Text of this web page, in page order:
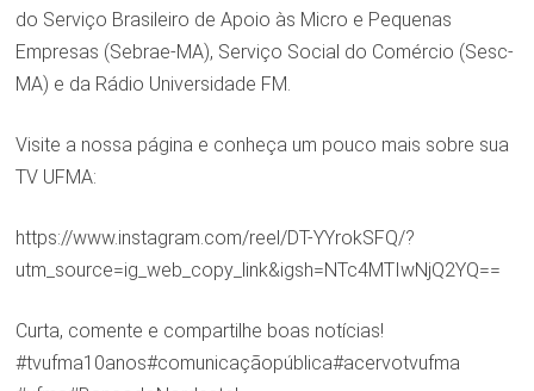
do Serviço Brasileiro de Apoio às Micro e Pequenas
Empresas (Sebrae-MA), Serviço Social do Comércio (Sesc-
MA) e da Rádio Universidade FM.
Visite a nossa página e conheça um pouco mais sobre sua
TV UFMA:
https://www.instagram.com/reel/DT-YYrokSFQ/?
utm_source=ig_web_copy_link&igsh=NTc4MTIwNjQ2YQ==
Curta, comente e compartilhe boas notícias!
#tvufma10anos#comunicaçãopública#acervotvufma